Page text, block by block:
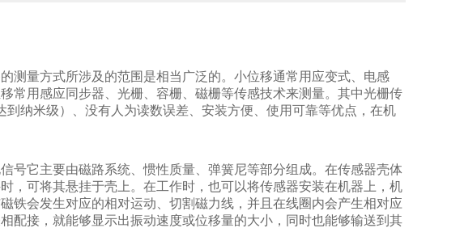
测量方式所涉及的范围是相当广泛的。小位移通常用应变式、电感
常用感应同步器、光栅、容栅、磁栅等传感技术来测量。其中光栅传
纳米级）、没有人为读数误差、安装方便、使用可靠等优点，在机
号它主要由磁路系统、惯性质量、弹簧尼等部分组成。在传感器壳体
，可将其悬挂于壳上。在工作时，也可以将传感器安装在机器上，机
铁会发生对应的相对运动、切割磁力线，并且在线圈内会产生相对应
配接，就能够显示出振动速度或位移量的大小，同时也能够输送到其